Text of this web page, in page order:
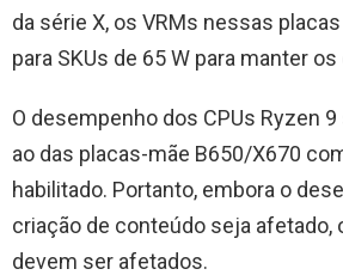
da série X, os VRMs nessas
para SKUs de 65 W para manter
O desempenho dos CPUs Ryzen
ao das placas-mãe B650/X670
habilitado. Portanto, embora o
criação de conteúdo seja afetado,
devem ser afetados.